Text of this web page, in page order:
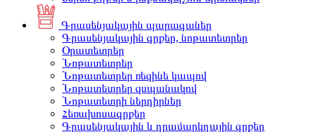
Գրասենյակային պարագաներ
Գրասենյակային գրքեր, նոթատետրեր
Օրատետրեր
Նոթատետրեր
Նոթատետրեր ռեզինե կապով
Նոթատետրեր զսպանակով
Նոթատետրի ներդիրներ
Հեռախոսագրքեր
Գրասենյակային և դրամարկղային գրքեր